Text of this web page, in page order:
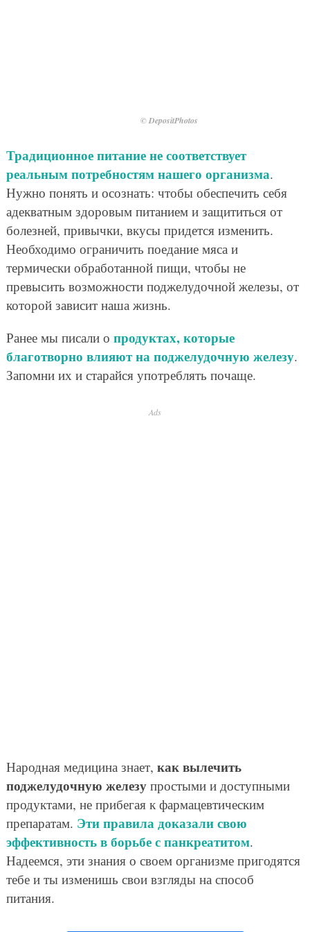
© DepositPhotos
Традиционное питание не соответствует
реальным потребностям нашего организма.
Нужно понять и осознать: чтобы обеспечить себя
адекватным здоровым питанием и защититься от
болезней, привычки, вкусы придется изменить.
Необходимо ограничить поедание мяса и
термически обработанной пищи, чтобы не
превысить возможности поджелудочной железы, от
которой зависит наша жизнь.
Ранее мы писали о продуктах, которые
благотворно влияют на поджелудочную железу.
Запомни их и старайся употреблять почаще.
Ads
Народная медицина знает, как вылечить
поджелудочную железупростыми и доступными
продуктами, не прибегая к фармацевтическим
препаратам. Эти правила доказали свою
эффективность в борьбе с панкреатитом.
Надеемся, эти знания о своем организме пригодятся
тебе и ты изменишь свои взгляды на способ
питания.